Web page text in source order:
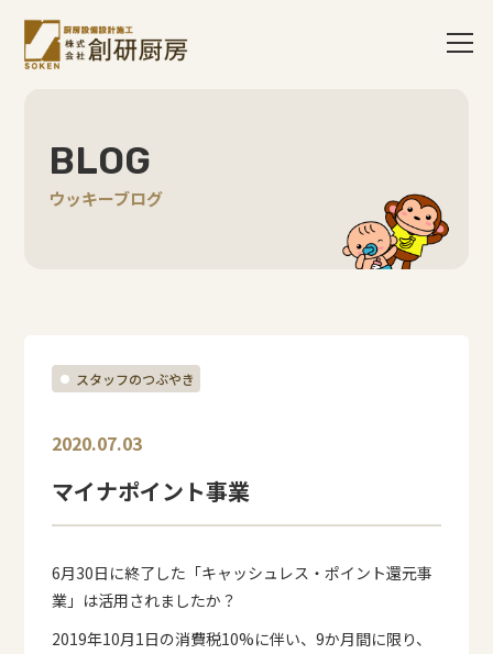
BLOG
ウッキーブログ
スタッフのつぶやき
2020.07.03
マイナポイント事業
6月30日に終了した「キャッシュレス・ポイント還元事
業」は活用されましたか？
2019年10月1日の消費税10%に伴い、9か月間に限り、